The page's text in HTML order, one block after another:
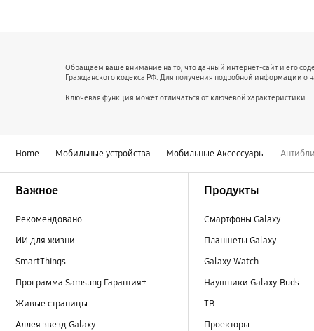
Обращаем ваше внимание на то, что данный интернет-сайт и его
Гражданского кодекса РФ. Для получения подробной информации о
Ключевая функция может отличаться от ключевой характеристики.
Home Мобильные устройства Мобильные Аксессуары
Важное
Рекомендовано
ИИ для жизни
SmartThings
Программа Samsung Гарантия+
Живые страницы
Аллея звезд Galaxy
Продукты
Смартфоны Galaxy
Планшеты Galaxy
Galaxy Watch
Наушники Galaxy Buds
ТВ
Проекторы